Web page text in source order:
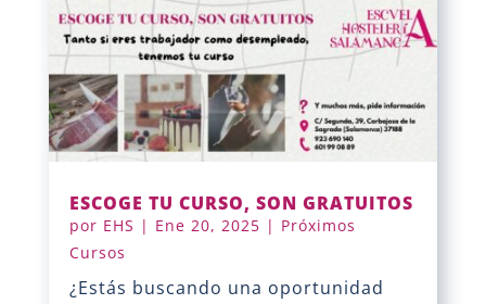
ESCOGE TU CURSO, SON GRATUITOS
por EHS | Ene 20, 2025 | Próximos
Cursos
¿Estás buscando una oportunidad